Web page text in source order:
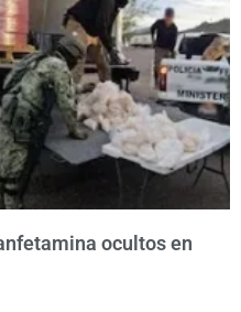
ocultos en